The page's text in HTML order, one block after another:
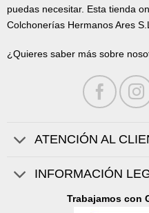
puedas necesitar. Esta tienda
Colchonerías Hermanos Ares
¿Quieres saber más sobre
ATENCIÓN AL
INFORMACIÓN
Trabajamos con